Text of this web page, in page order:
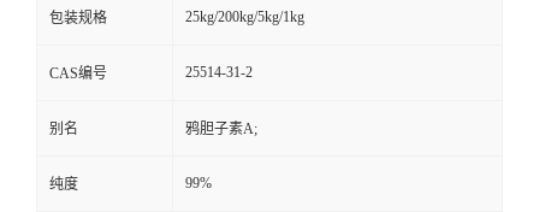
包装规格 25kg/200kg/5kg/1kg
CAS编号 25514-31-2
别名 鸦胆子素A;
纯度 99%